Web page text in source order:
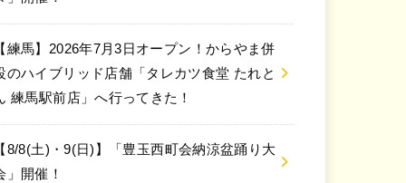
練馬】2026年7月3日オープン！からやま併
のハイブリッド店舗「タレカツ食堂 たれと
練馬駅前店」へ行ってきた！
8/8(土)・9(日)】「豊玉西町会納涼盆踊り大
」開催！